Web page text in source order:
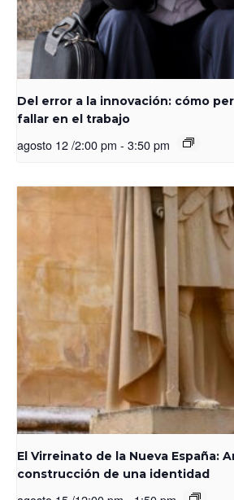
Del error a la innovación: cómo
fallar en el trabajo
agosto 12 /2:00 pm - 3:50 pm
El Virreinato de la Nueva España:
construcción de una identidad